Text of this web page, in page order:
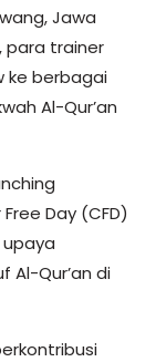
Jawa
para trainer
ke berbagai
Al-Qur’an
Day (CFD)
Al-Qur’an di